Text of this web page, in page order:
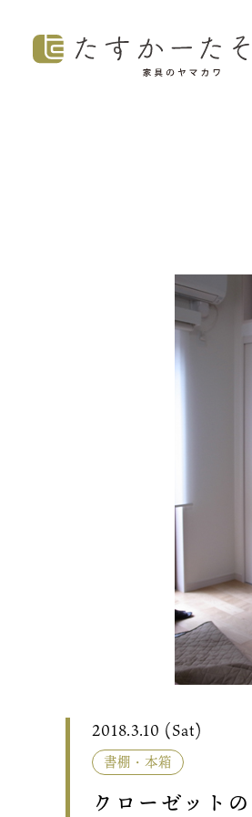
2018.3.10 (Sat)
書棚・本箱
クローゼット